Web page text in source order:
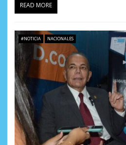
READ MORE
#NOTICIA NACIONALES